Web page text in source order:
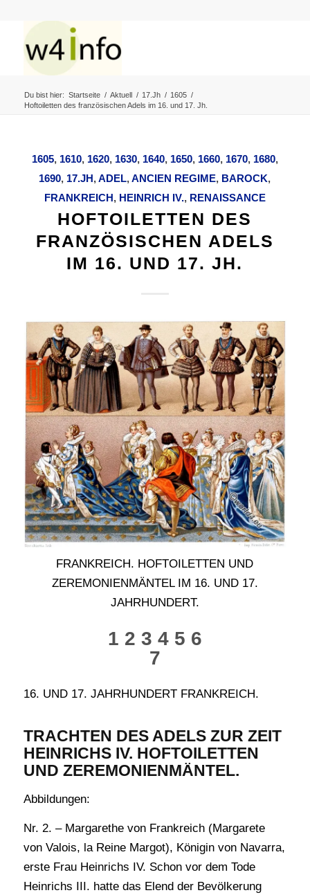
Du bist hier: Startseite / Aktuell / 17.Jh / 1605 /
Hoftoiletten des französischen Adels im 16. und 17. Jh.
1605, 1610, 1620, 1630, 1640, 1650, 1660, 1670, 1680,
1690, 17.JH,ADEL,ANCIEN REGIME, BAROCK,
FRANKREICH, HEINRICH IV., RENAISSANCE
HOFTOILETTEN DES
FRANZÖSISCHEN ADELS
IM 16. UND 17. JH.
FRANKREICH. HOFTOILETTEN UND
ZEREMONIENMÄNTEL IM 16. UND 17.
JAHRHUNDERT.
1 2 3 4 5 6
7
16. UND 17. JAHRHUNDERT FRANKREICH.
TRACHTEN DES ADELS ZUR ZEIT
HEINRICHS IV. HOFTOILETTEN
UND ZEREMONIENMÄNTEL.
Abbildungen:
Nr. 2. – Margarethe von Frankreich (Margarete
von Valois, la Reine Margot), Königin von Navarra,
erste Frau Heinrichs IV. Schon vor dem Tode
Heinrichs III. hatte das Elend der Bevölkerung